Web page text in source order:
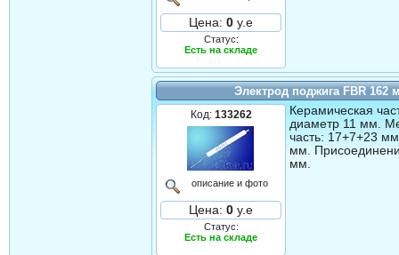
Цена: 0 у.е
Статус:
Есть на складе
Электрод поджига FBR 162
Код: 133262
описание и фото
Цена: 0 у.е
Статус:
Есть на складе
Керамическая
диаметр 11 мм.
часть: 17+7+23
мм.
мм.